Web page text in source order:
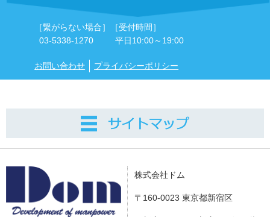
［繋がらない場合］
03-5338-1270
［受付時間］
平日10:00～19:00
お問い合わせ プライバシーポリシー
株式会社ドム
〒160-0023 東京都新宿区